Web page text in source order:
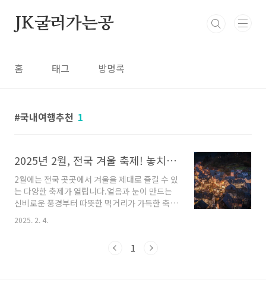
JK굴러가는공
홈 태그 방명록
국내여행추천 1
2025년 2월, 전국 겨울 축제! 놓치면 후회할 특별한 행사 모음
2월에는 전국 곳곳에서 겨울을 제대로 즐길 수 있
는 다양한 축제가 열립니다.얼음과 눈이 만드는
신비로운 풍경부터 따뜻한 먹거리가 가득한 축제
까지!어디로 떠날지 고민된다면? 지금부터 가장
알찬 축제 정보를 확인해보세요. 😊1️⃣ 강원 태백
(금) ~ 2월 16일(일)🎟️ 예매 및 혜택:태백산 등반
2025. 2. 4.
1